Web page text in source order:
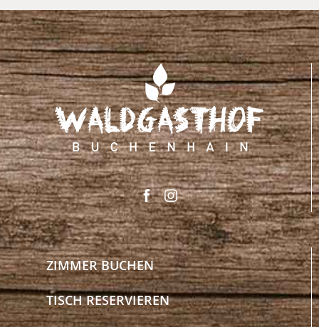
ZIMMER BUCHEN
TISCH RESERVIEREN